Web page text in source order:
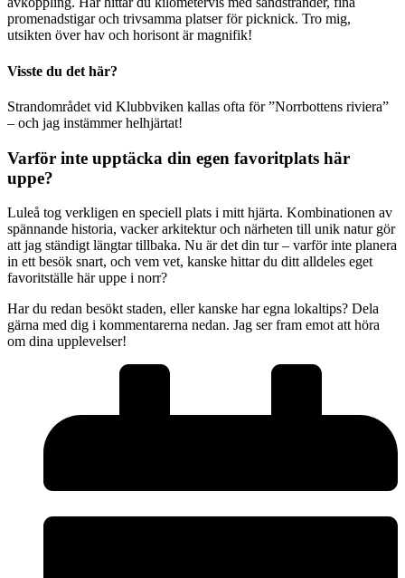
promenadstigar och trivsamma platser för picknick. Tro mig,
utsikten över hav och horisont är magnifik!
Visste du det här?
Strandområdet vid Klubbviken kallas ofta för ”Norrbottens riviera”
– och jag instämmer helhjärtat!
Varför inte upptäcka din egen favoritplats här
uppe?
Luleå tog verkligen en speciell plats i mitt hjärta. Kombinationen av
spännande historia, vacker arkitektur och närheten till unik natur gör
att jag ständigt längtar tillbaka. Nu är det din tur – varför inte planera
in ett besök snart, och vem vet, kanske hittar du ditt alldeles eget
favoritställe här uppe i norr?
Har du redan besökt staden, eller kanske har egna lokaltips? Dela
gärna med dig i kommentarerna nedan. Jag ser fram emot att höra
om dina upplevelser!